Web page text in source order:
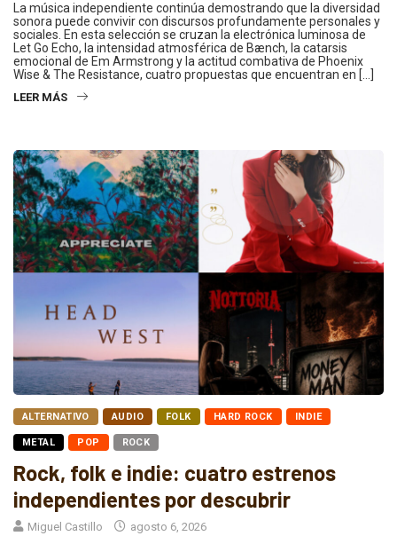
La música independiente continúa demostrando que la diversidad
sonora puede convivir con discursos profundamente personales y
sociales. En esta selección se cruzan la electrónica luminosa de
Let Go Echo, la intensidad atmosférica de Bænch, la catarsis
emocional de Em Armstrong y la actitud combativa de Phoenix
Wise & The Resistance, cuatro propuestas que encuentran en […]
LEER MÁS
ALTERNATIVO AUDIO FOLK HARD ROCK INDIE
METAL POP ROCK
Rock, folk e indie: cuatro estrenos
independientes por descubrir
Miguel Castillo agosto 6, 2026